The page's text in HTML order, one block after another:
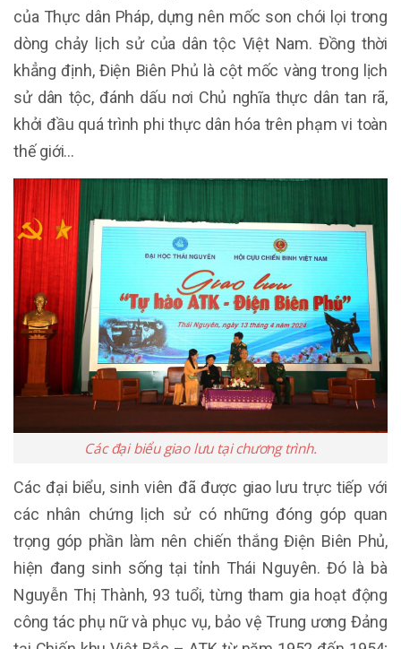
của Thực dân Pháp, dựng nên mốc son chói lọi trong
dòng chảy lịch sử của dân tộc Việt Nam. Đồng thời
khẳng định, Điện Biên Phủ là cột mốc vàng trong lịch
sử dân tộc, đánh dấu nơi Chủ nghĩa thực dân tan rã,
khởi đầu quá trình phi thực dân hóa trên phạm vi toàn
thế giới...
Các đại biểu giao lưu tại chương trình.
Các đại biểu, sinh viên đã được giao lưu trực tiếp với
các nhân chứng lịch sử có những đóng góp quan
trọng góp phần làm nên chiến thắng Điện Biên Phủ,
hiện đang sinh sống tại tỉnh Thái Nguyên. Đó là bà
Nguyễn Thị Thành, 93 tuổi, từng tham gia hoạt động
công tác phụ nữ và phục vụ, bảo vệ Trung ương Đảng